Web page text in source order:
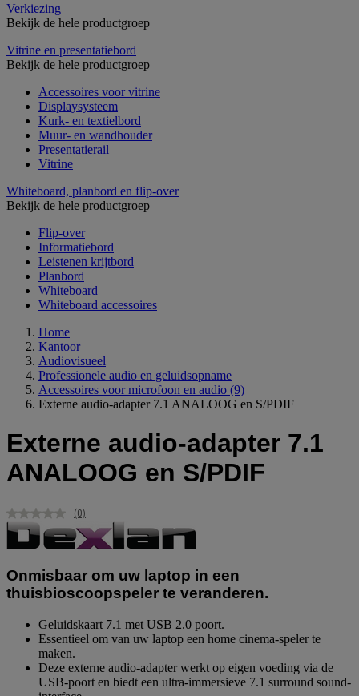
Verkiezing
Bekijk de hele productgroep
Vitrine en presentatiebord
Bekijk de hele productgroep
Accessoires voor vitrine
Displaysysteem
Kurk- en textielbord
Muur- en wandhouder
Presentatierail
Vitrine
Whiteboard, planbord en flip-over
Bekijk de hele productgroep
Flip-over
Informatiebord
Leistenen krijtbord
Planbord
Whiteboard
Whiteboard accessoires
Home
Kantoor
Audiovisueel
Professionele audio en geluidsopname
Accessoires voor microfoon en audio (9)
Externe audio-adapter 7.1 ANALOOG en S/PDIF
Externe audio-adapter 7.1
ANALOOG en S/PDIF
Geen
scorewaarde.
Dezelfde
(0)
Onmisbaar om uw laptop in een
thuisbioscoopspeler te veranderen.
Geluidskaart 7.1 met USB 2.0 poort.
Essentieel om van uw laptop een home cinema-speler te
maken.
Deze externe audio-adapter werkt op eigen voeding via de
USB-poort en biedt een ultra-immersieve 7.1 surround sound-